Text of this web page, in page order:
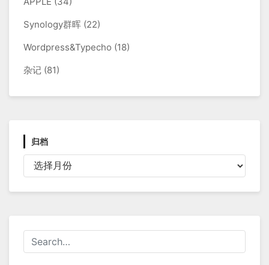
Synology群晖 (22)
Wordpress&Typecho (18)
杂记 (81)
归档
档